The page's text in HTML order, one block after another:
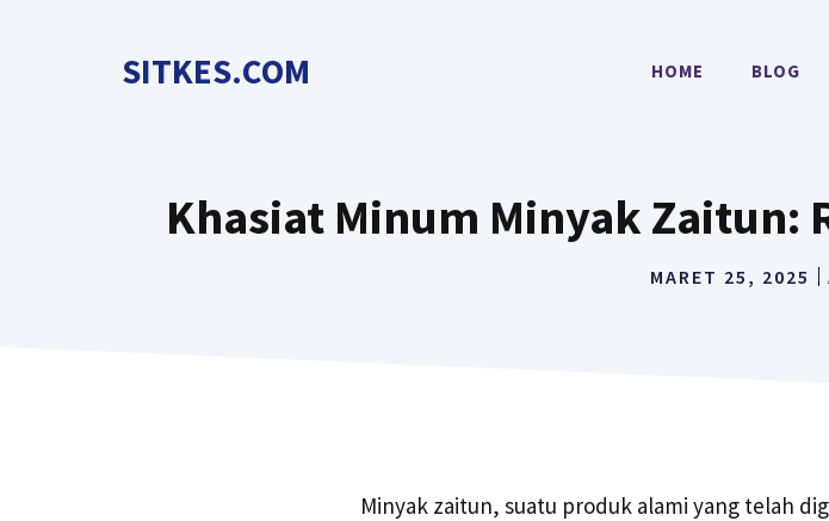
SITKES.COM HOME BLOG
Khasiat Minum Minyak Zaitun:
MARET 25, 2025
Minyak zaitun, suatu produk alami yang telah